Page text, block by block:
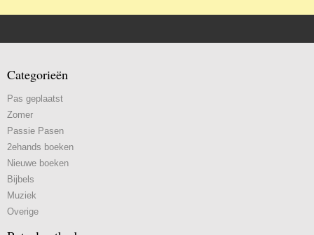
Categorieën
Pas geplaatst
Zomer
Passie Pasen
2ehands boeken
Nieuwe boeken
Bijbels
Muziek
Overige